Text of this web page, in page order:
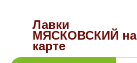
Лавки
МЯСКОВСКИЙ на
карте